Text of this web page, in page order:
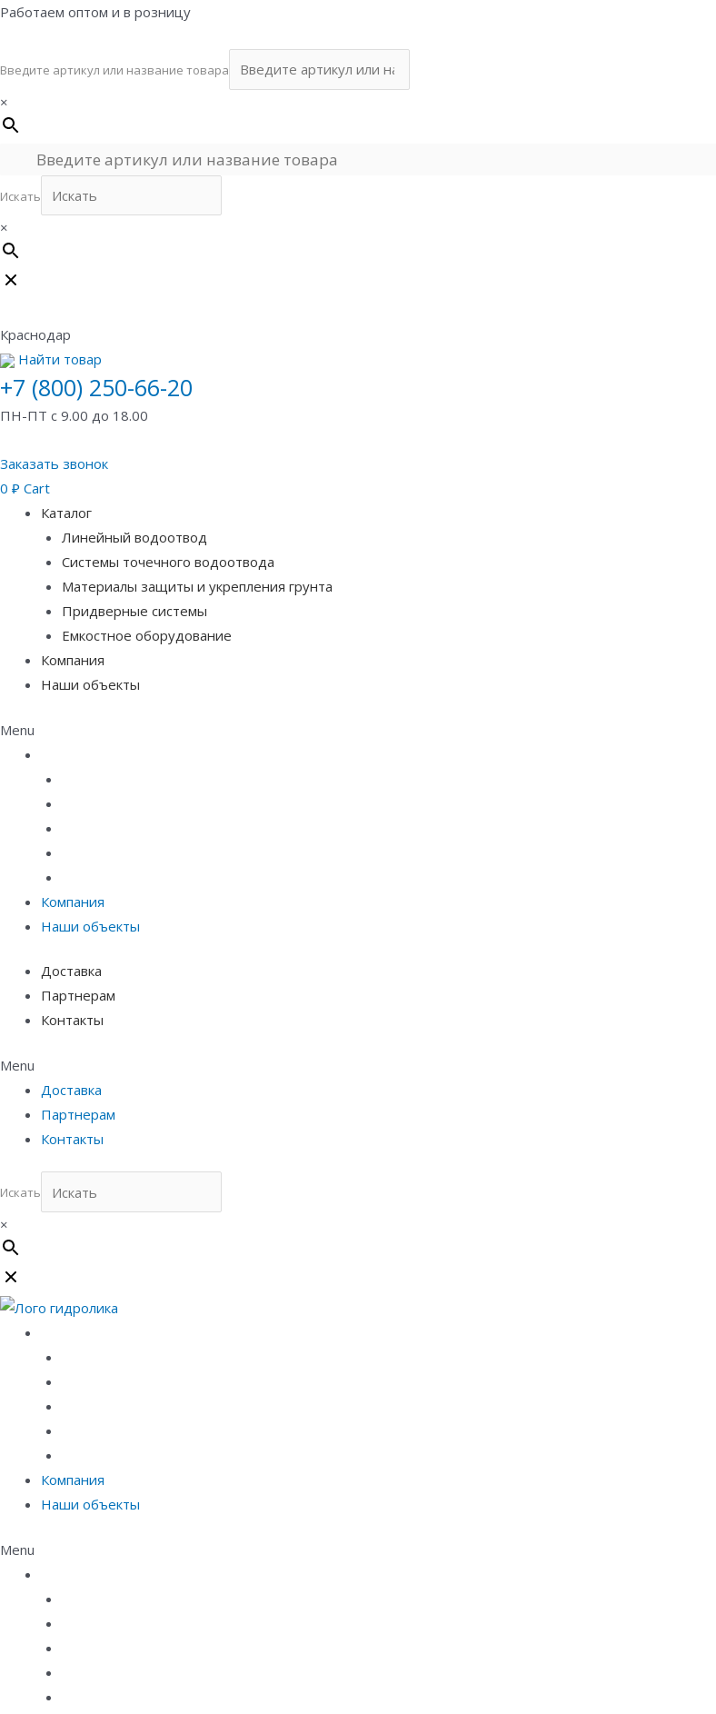
Перейти
Работаем оптом и в розницу
Введите артикул или название товара
×
Искать
×
Краснодар
Найти товар
+7 (800) 250-66-20
ПН-ПТ с 9.00 до 18.00
Заказать звонок
0 ₽ Cart
Каталог
Линейный водоотвод
Системы точечного водоотвода
Материалы защиты и укрепления грунта
Придверные системы
Емкостное оборудование
Компания
Наши объекты
Menu
Компания
Наши объекты
Доставка
Партнерам
Контакты
Menu
Доставка
Партнерам
Контакты
Искать
×
Компания
Наши объекты
Menu